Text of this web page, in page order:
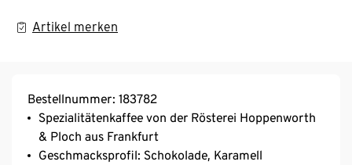
Artikel merken
Bestellnummer: 183782
Spezialitätenkaffee von der Rösterei Hoppenworth
& Ploch aus Frankfurt
Geschmacksprofil: Schokolade, Karamell